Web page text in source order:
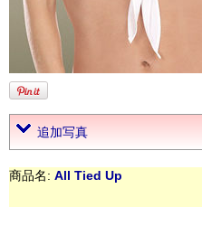
追加写真
商品名: All Tied Up